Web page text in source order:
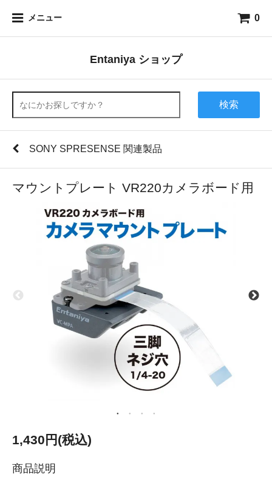
メニュー 0
Entaniya ショップ
検索
SONY SPRESENSE 関連製品
マウントプレート VR220カメラボード用
1,430円(税込)
商品説明